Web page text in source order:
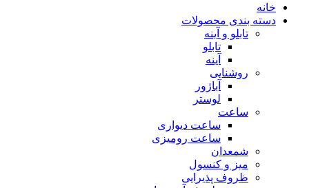
خانه
دسته بندی محصولات
تابلو و آینه
تابلو
آینه
روشنایی
آباژور
لوستر
ساعت
ساعت دیواری
ساعت رومیزی
شمعدان
میز و کنسول
ظروف پذیرایی